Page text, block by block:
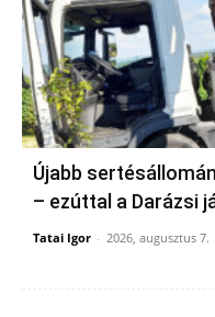
Újabb
– ezúttal a Darázsi
Tatai Igor - 2026, augusztus 7.